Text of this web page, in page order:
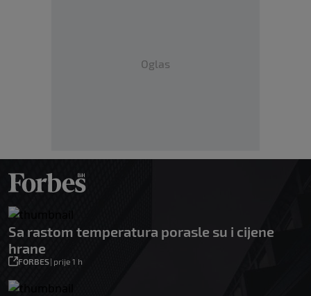
Oglas
Sa rastom temperatura porasle su i cijene
hrane
FORBES| prije 1 h